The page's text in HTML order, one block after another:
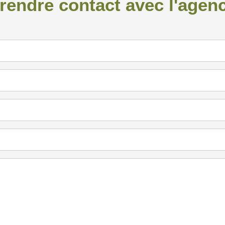
contact avec